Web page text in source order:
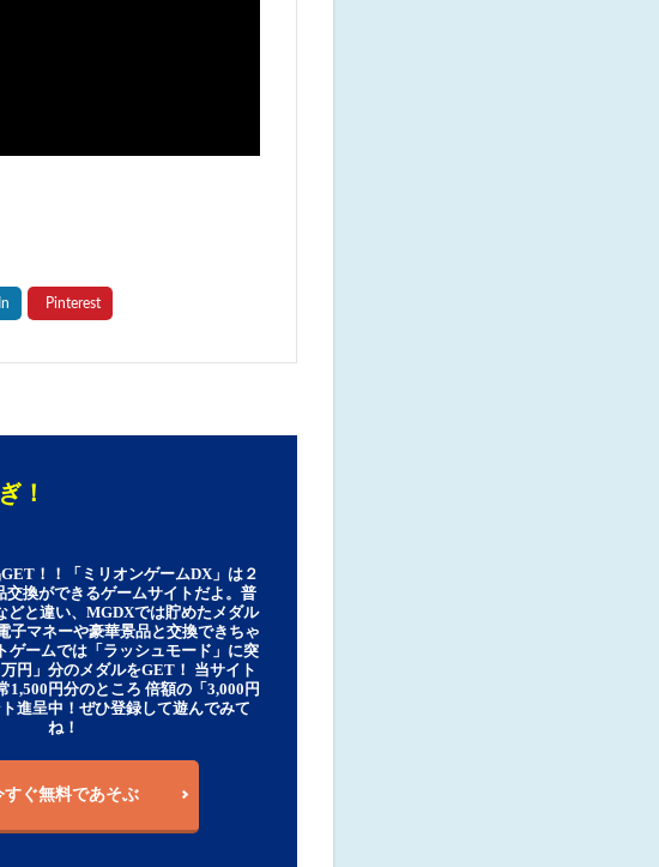
！
！！「ミリオンゲームDX」は２
交換ができるゲームサイトだよ。普
どと違い、MGDXでは貯めたメダル
子マネーや豪華景品と交換できちゃ
ゲームでは「ラッシュモード」に突
円」分のメダルをGET！ 当サイト
1,500円分のところ 倍額の「3,000円
進呈中！ぜひ登録して遊んでみて
ね！
すぐ無料であそぶ